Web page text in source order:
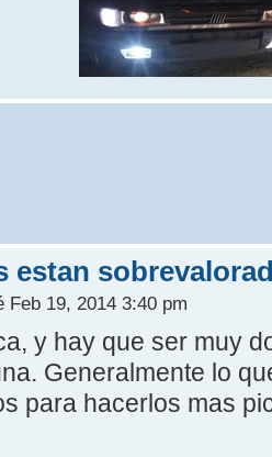
estan
Feb 19, 2014 3:40 pm
y hay que ser muy
Generalmente lo
para hacerlos mas